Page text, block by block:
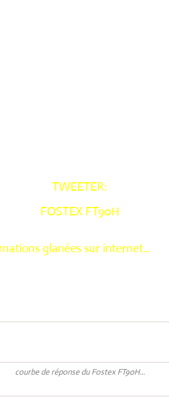
TWEETER:
FOSTEX FT90H
glanées sur internet...
courbe de réponse du Fostex FT90H...